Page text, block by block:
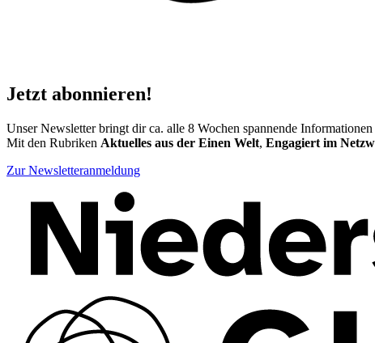
Jetzt abonnieren!
Unser Newsletter bringt dir ca. alle 8 Wochen spannende
Mit den Rubriken Aktuelles aus der Einen Welt, Engagiert im
Zur Newsletteranmeldung